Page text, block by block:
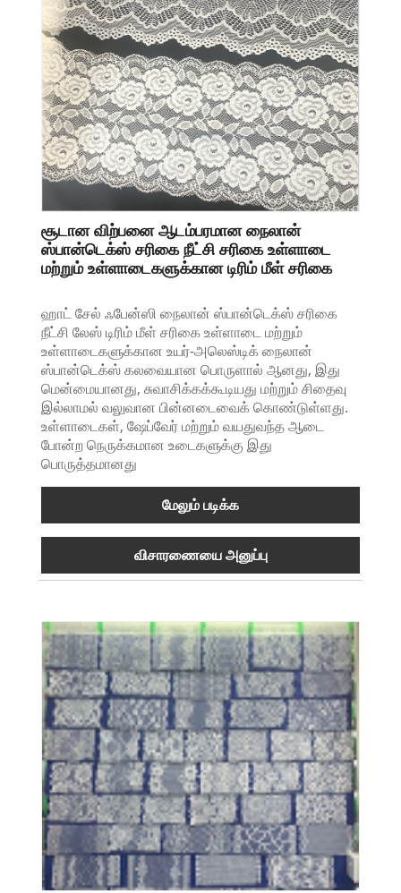
சூடான விற்பனை ஆடம்பரமான நைலான்
ஸ்பான்டெக்ஸ் சரிகை நீட்சி சரிகை உள்ளாடை
மற்றும் உள்ளாடைகளுக்கான டிரிம் மீள் சரிகை
ஹாட் சேல் ஃபேன்ஸி நைலான் ஸ்பான்டெக்ஸ் சரிகை
நீட்சி லேஸ் டிரிம் மீள் சரிகை உள்ளாடை மற்றும்
உள்ளாடைகளுக்கான உயர்-அலெஸ்டிக் நைலான்
ஸ்பான்டெக்ஸ் கலவையான பொருளால் ஆனது, இது
மென்மையானது, சுவாசிக்கக்கூடியது மற்றும் சிதைவு
இல்லாமல் வலுவான பின்னடைவைக் கொண்டுள்ளது.
உள்ளாடைகள், ஷேப்வேர் மற்றும் வயதுவந்த ஆடை
போன்ற நெருக்கமான உடைகளுக்கு இது
பொருத்தமானது
மேலும் படிக்க
விசாரணையை அனுப்பு